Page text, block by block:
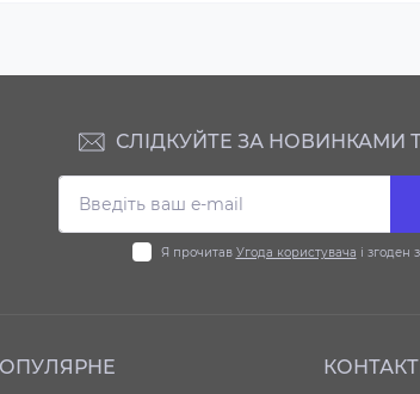
СЛІДКУЙТЕ ЗА НОВИНКАМИ
Я прочитав Угода користувача і згоден